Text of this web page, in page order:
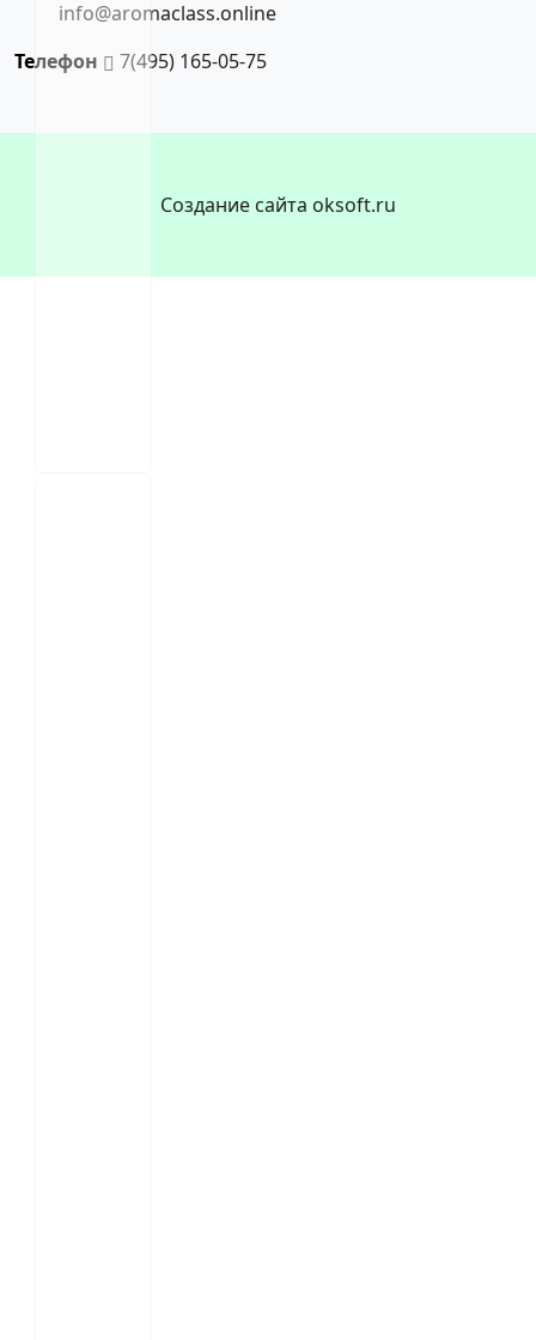
info@aromaclass.online
Телефон
7(495) 165-05-75
Создание сайта oksoft.ru